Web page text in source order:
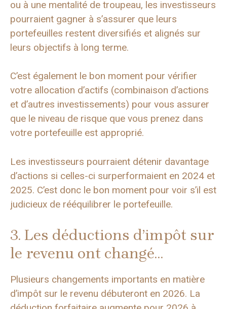
ou à une mentalité de troupeau, les investisseurs
pourraient gagner à s’assurer que leurs
portefeuilles restent diversifiés et alignés sur
leurs objectifs à long terme.
C’est également le bon moment pour vérifier
votre allocation d’actifs (combinaison d’actions
et d’autres investissements) pour vous assurer
que le niveau de risque que vous prenez dans
votre portefeuille est approprié.
Les investisseurs pourraient détenir davantage
d’actions si celles-ci surperformaient en 2024 et
2025. C’est donc le bon moment pour voir s’il est
judicieux de rééquilibrer le portefeuille.
3. Les déductions d’impôt sur
le revenu ont changé…
Plusieurs changements importants en matière
d’impôt sur le revenu débuteront en 2026. La